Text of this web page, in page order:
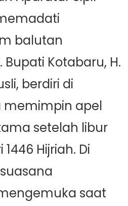
balutan
Kotabaru, H.
berdiri di
apel
setelah libur
Hijriah. Di
saat